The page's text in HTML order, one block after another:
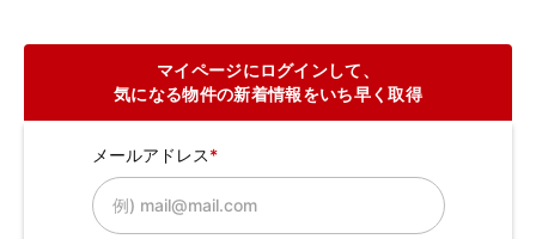
マイページにログインして、
気になる物件の新着情報をいち早く取得
メールアドレス